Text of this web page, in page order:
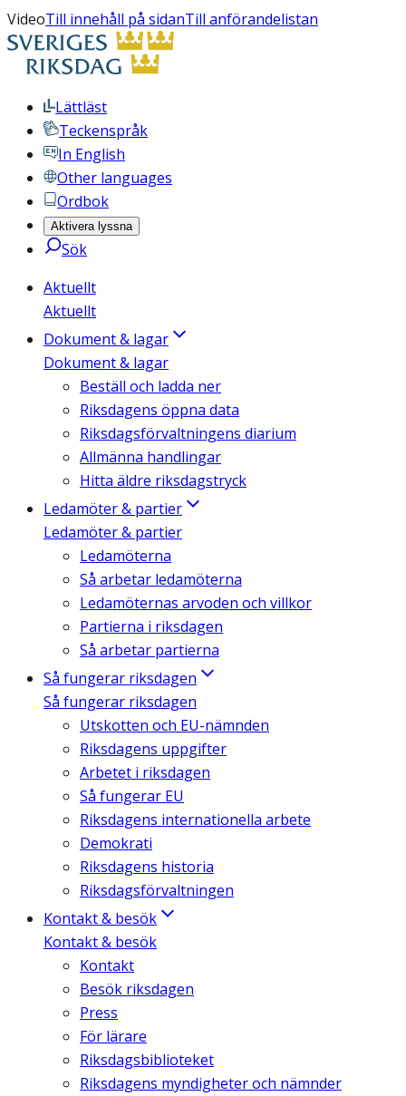
VideoTill innehåll på sidanTill anförandelistan
Lättläst
Teckenspråk
In English
Other languages
Ordbok
Aktivera lyssna
Sök
Aktuellt
Aktuellt
Dokument & lagar
Dokument & lagar
Beställ och ladda ner
Riksdagens öppna data
Riksdagsförvaltningens diarium
Allmänna handlingar
Hitta äldre riksdagstryck
Ledamöter & partier
Ledamöter & partier
Ledamöterna
Så arbetar ledamöterna
Ledamöternas arvoden och villkor
Partierna i riksdagen
Så arbetar partierna
Så fungerar riksdagen
Så fungerar riksdagen
Utskotten och EU-nämnden
Riksdagens uppgifter
Arbetet i riksdagen
Så fungerar EU
Riksdagens internationella arbete
Demokrati
Riksdagens historia
Riksdagsförvaltningen
Kontakt & besök
Kontakt & besök
Kontakt
Besök riksdagen
Press
För lärare
Riksdagsbiblioteket
Riksdagens myndigheter och nämnder